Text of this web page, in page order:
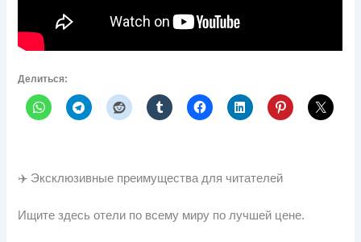
Делиться:
✈️ Эксклюзивные преимущества для читателей
Ищите здесь отели по всему миру по лучшей цене.